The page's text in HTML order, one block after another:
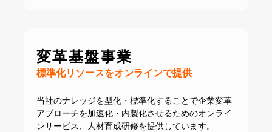
変革基盤事業
標準化リソースをオンラインで提供
当社のナレッジを型化・標準化することで企業変革
アプローチを加速化・内製化させるためのオンライ
ンサービス、人材育成研修を提供しています。